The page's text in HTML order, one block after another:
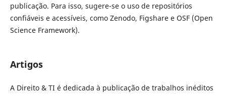
publicação. Para isso, sugere-se o uso de repositórios
confiáveis e acessíveis, como Zenodo, Figshare e OSF (Open
Science Framework).
Artigos
A Direito & TI é dedicada à publicação de trabalhos inéditos